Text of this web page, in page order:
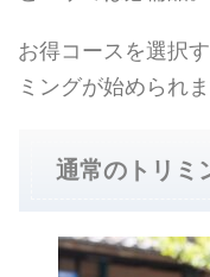
お得コースを選択
ミングが始められま
通常のトリミ